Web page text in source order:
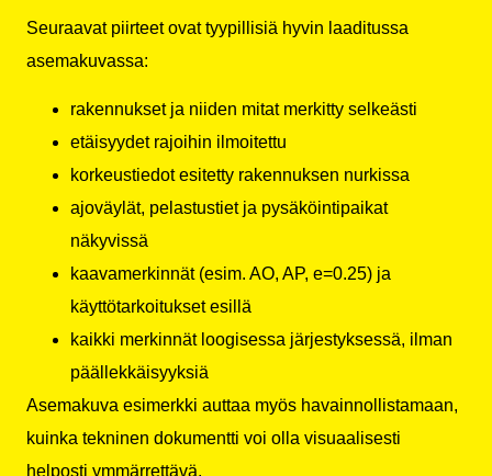
Seuraavat piirteet ovat tyypillisiä hyvin laaditussa
asemakuvassa:
rakennukset ja niiden mitat merkitty selkeästi
etäisyydet rajoihin ilmoitettu
korkeustiedot esitetty rakennuksen nurkissa
ajoväylät, pelastustiet ja pysäköintipaikat
näkyvissä
kaavamerkinnät (esim. AO, AP, e=0.25) ja
käyttötarkoitukset esillä
kaikki merkinnät loogisessa järjestyksessä, ilman
päällekkäisyyksiä
Asemakuva esimerkki auttaa myös havainnollistamaan,
kuinka tekninen dokumentti voi olla visuaalisesti
helposti ymmärrettävä.